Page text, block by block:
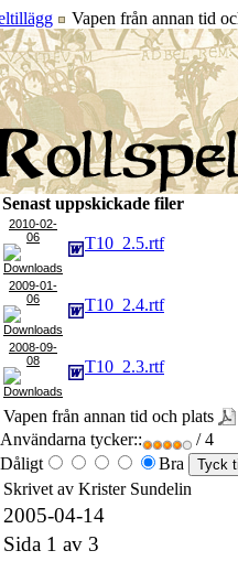
Vapen från annan tid
Senast uppskickade filer
2010-02-
06
T10_2.5.rtf
2009-01-
06
T10_2.4.rtf
2008-09-
08
T10_2.3.rtf
Vapen från annan tid och plats
Användarna tycker::
/ 4
Dåligt
Bra
Skrivet av Krister Sundelin
2005-04-14
Sida 1 av 3